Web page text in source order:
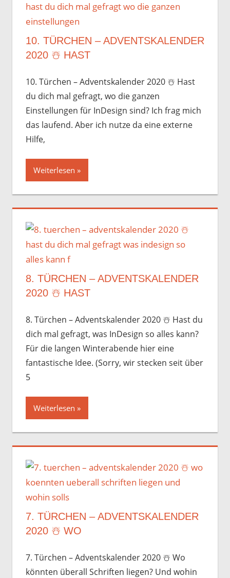
10. TÜRCHEN – ADVENTSKALENDER
2020 ☃️️ HAST
10. Türchen – Adventskalender 2020 ☃️️ Hast
du dich mal gefragt, wo die ganzen
Einstellungen für InDesign sind? Ich frag mich
das laufend. Aber ich nutze da eine externe
Hilfe,
Weiterlesen
8. TÜRCHEN – ADVENTSKALENDER
2020 ☃️️ HAST
8. Türchen – Adventskalender 2020 ☃️️ Hast du
dich mal gefragt, was InDesign so alles kann?
Für die langen Winterabende hier eine
fantastische Idee. (Sorry, wir stecken seit über
5
Weiterlesen
7. TÜRCHEN – ADVENTSKALENDER
2020 ☃️️ WO
7. Türchen – Adventskalender 2020 ☃️️ Wo
könnten überall Schriften liegen? Und wohin